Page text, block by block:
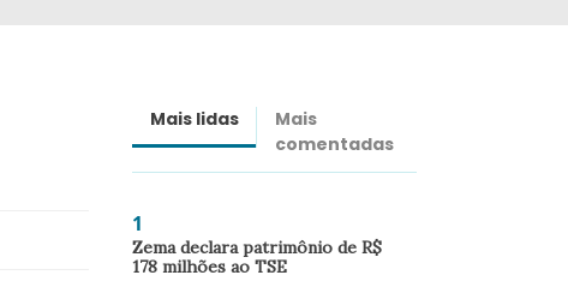
Mais lidas
Mais
comentadas
1
Zema declara patrimônio de R$
178 milhões ao TSE